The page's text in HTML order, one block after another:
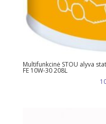
Multifunkcinė STOU alyva
FE 10W-30 208L